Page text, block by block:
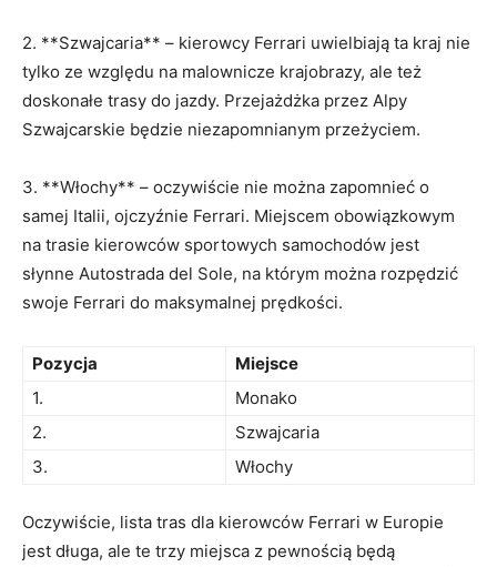
2. **Szwajcaria** – kierowcy ​Ferrari uwielbiają‌ ta kraj nie
⁢tylko ⁢ze ‍względu‍ na malownicze krajobrazy, ale też
doskonałe trasy do jazdy. Przejażdżka ‌przez ‌Alpy‌
Szwajcarskie⁣ będzie niezapomnianym przeżyciem.
3.⁤ **Włochy** – oczywiście nie można zapomnieć o
samej Italii, ojczyźnie Ferrari. Miejscem obowiązkowym
na‌ trasie kierowców sportowych ⁣samochodów jest⁣
słynne Autostrada ⁤del‍ Sole, na którym można rozpędzić
swoje Ferrari do maksymalnej prędkości.
Pozycja
Miejsce
1.
Monako
2.
Szwajcaria
3.
Włochy
Oczywiście, ​lista tras dla ​kierowców ‌Ferrari w‍ Europie⁤
jest ‌długa, ale te trzy miejsca ⁢z pewnością będą ​